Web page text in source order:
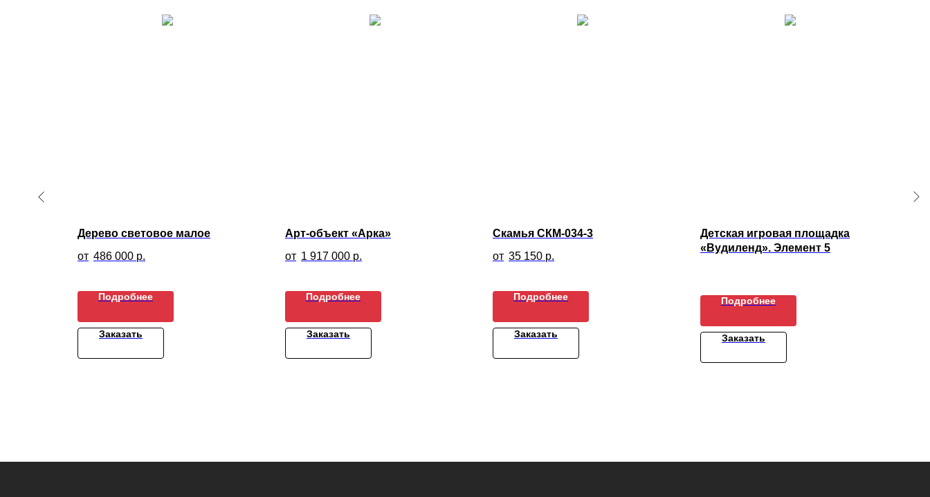
Дерево световое малое
486 000 р.
Подробнее
Заказать
Арт-объект «Арка»
1 917 000 р.
Подробнее
Заказать
Скамья СКМ-034-3
35 150 р.
Подробнее
Заказать
Детская игровая площадка
«Вудиленд». Элемент 5
Подробнее
Заказать